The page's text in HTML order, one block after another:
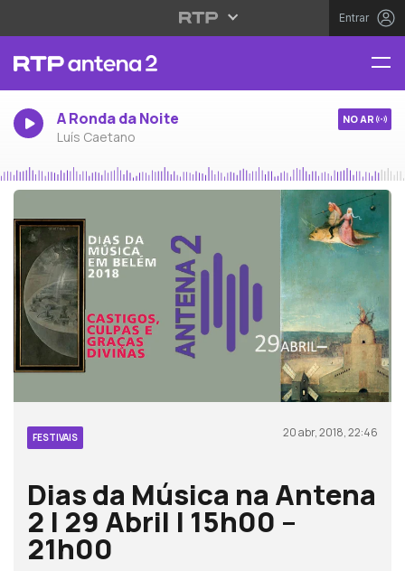
Entrar
A Ronda da Noite
Luís Caetano
NO AR
FESTIVAIS 20 abr, 2018, 22:46
Dias da Música na Antena
2 | 29 Abril | 15h00 –
21h00